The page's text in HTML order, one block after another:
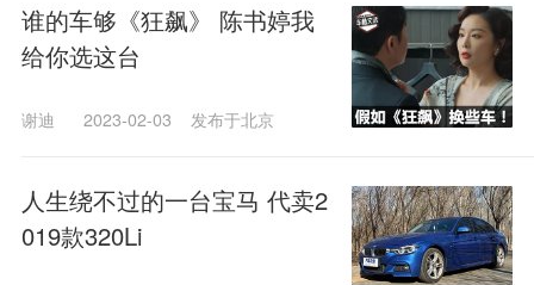
谁的车够《狂飙》 陈书婷我
给你选这台
谢迪 2023-02-03 发布于北京
人生绕不过的一台宝马 代卖2
019款320Li